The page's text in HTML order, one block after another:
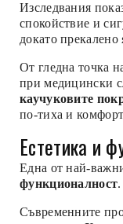
Изследвания
спокойствие и
докато
От гледна точка
при медицински
каучуковите
по-тиха и
Естетика и
Една от най-
функционалност
Съвременните